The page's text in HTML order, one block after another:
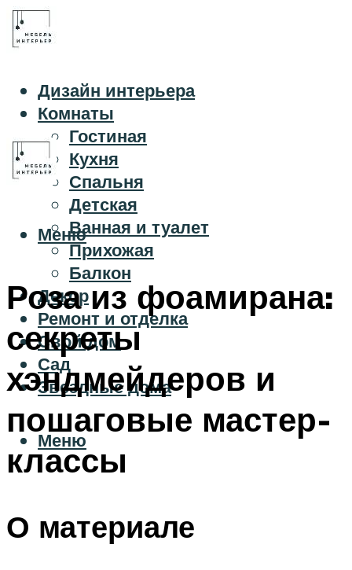
Дизайн интерьера
Комнаты
Гостиная
Кухня
Спальня
Детская
Ванная и туалет
Прихожая
Балкон
Декор
Ремонт и отделка
Свой дом
Сад
Звездные дома
Меню
Меню
Роза из фоамирана:
секреты
хэндмейдеров и
пошаговые мастер-
классы
О материале